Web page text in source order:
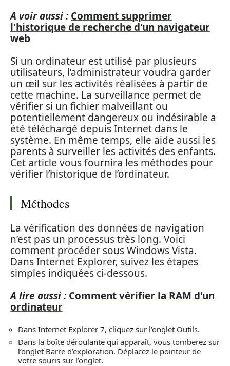
A voir aussi : Comment supprimer
l'historique de recherche d'un navigateur
web
Si un ordinateur est utilisé par plusieurs
utilisateurs, l’administrateur voudra garder
un œil sur les activités réalisées à partir de
cette machine. La surveillance permet de
vérifier si un fichier malveillant ou
potentiellement dangereux ou indésirable a
été téléchargé depuis Internet dans le
système. En même temps, elle aide aussi les
parents à surveiller les activités des enfants.
Cet article vous fournira les méthodes pour
vérifier l’historique de l’ordinateur.
Méthodes
La vérification des données de navigation
n’est pas un processus très long. Voici
comment procéder sous Windows Vista.
Dans Internet Explorer, suivez les étapes
simples indiquées ci-dessous.
A lire aussi : Comment vérifier la RAM d'un
ordinateur
Dans Internet Explorer 7, cliquez sur l’onglet Outils.
Dans la boîte déroulante qui apparaît, vous tomberez sur
l’onglet Barre d’exploration. Déplacez le pointeur de
votre souris sur l’onglet.